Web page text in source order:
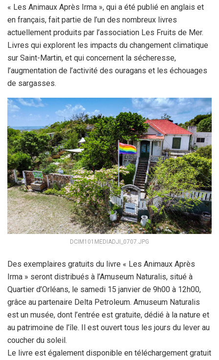
« Les Animaux Après Irma », qui a été publié en anglais et
en français, fait partie de l’un des nombreux livres
actuellement produits par l’association Les Fruits de Mer.
Livres qui explorent les impacts du changement climatique
sur Saint-Martin, et qui concernent la sécheresse,
l’augmentation de l’activité des ouragans et les échouages
de sargasses.
DCIM101MEDIADJI_0707.JPG
Des exemplaires gratuits du livre « Les Animaux Après
Irma » seront distribués à l’Amuseum Naturalis, situé à
Quartier d’Orléans, le samedi 15 janvier de 9h00 à 12h00,
grâce au partenaire Delta Petroleum. Amuseum Naturalis
est un musée, dont l’entrée est gratuite, dédié à la nature et
au patrimoine de l’île. Il est ouvert tous les jours du lever au
coucher du soleil.
Le livre est également disponible en téléchargement gratuit